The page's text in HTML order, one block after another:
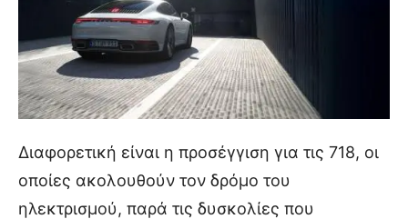
Διαφορετική είναι η προσέγγιση για τις 718, οι
οποίες ακολουθούν τον δρόμο του
ηλεκτρισμού, παρά τις δυσκολίες που